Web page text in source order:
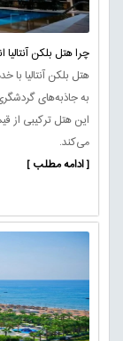
چرا هتل بلکن
هتل بلکن آنتالیا
این هتل ترکیبی از
می‌کند.
[ ادامه مطلب ]